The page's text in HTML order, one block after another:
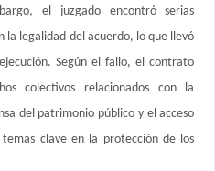
el juzgado encontró serias
la legalidad del acuerdo, lo que llevó
Según el fallo, el contrato
colectivos relacionados con la
del patrimonio público y el acceso
clave en la protección de los